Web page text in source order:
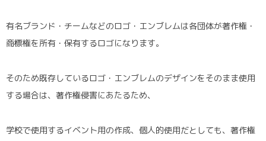
有名ブランド・チームなどのロゴ・エンブレムは各団体が著作権・
商標権を所有・保有するロゴになります。
そのため既存しているロゴ・エンブレムのデザインをそのまま使用
する場合は、著作権侵害にあたるため、
学校で使用するイベント用の作成、個人的使用だとしても、著作権